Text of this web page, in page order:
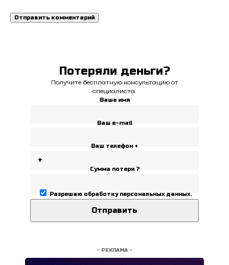
Потеряли деньги?
Получите бесплатную консультацию от
специалиста.
Ваше имя
Ваш e-mail
Ваш телефон +
Сумма потери ?
Разрешаю обработку персональных данных.
- РЕКЛАМА -